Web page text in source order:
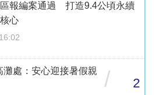
報編案通過 打造9.4公頃永續
心
處：安心迎接暑假親
/ 2